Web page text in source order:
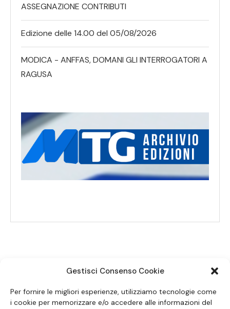
Gestisci Consenso Cookie
Per fornire le migliori esperienze, utilizziamo tecnologie come
i cookie per memorizzare e/o accedere alle informazioni del
ASSEGNAZIONE CONTRIBUTI
Edizione delle 14.00 del 05/08/2026
MODICA - ANFFAS, DOMANI GLI INTERROGATORI A
RAGUSA
SEGUICI SUI SOCIAL